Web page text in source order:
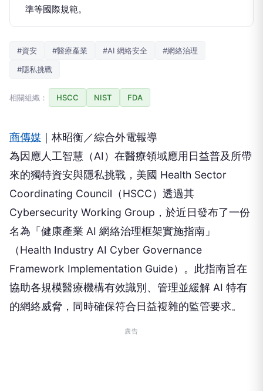
準等國際規範。
#資安 #醫療產業 #AI 網絡安全
#網絡治理
#隱私挑戰
相關組織： HSCC NIST FDA
商傳媒 ｜林昭衡／綜合外電報導
為因應人工智慧（AI）在醫療領域應用日益普及所帶
來的獨特資安與隱私挑戰，美國 Health Sector
Coordinating Council（HSCC）透過其
Cybersecurity Working Group，於近日發布了一份
名為「健康產業 AI 網絡治理框架實施指南」
（Health Industry AI Cyber Governance
Framework Implementation Guide）。此指南旨在
協助各規模醫療機構有效識別、管理並緩解 AI 特有
的網絡威脅，同時確保符合日益複雜的監管要求。
廣告